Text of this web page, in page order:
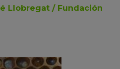
Llobregat / Fundación